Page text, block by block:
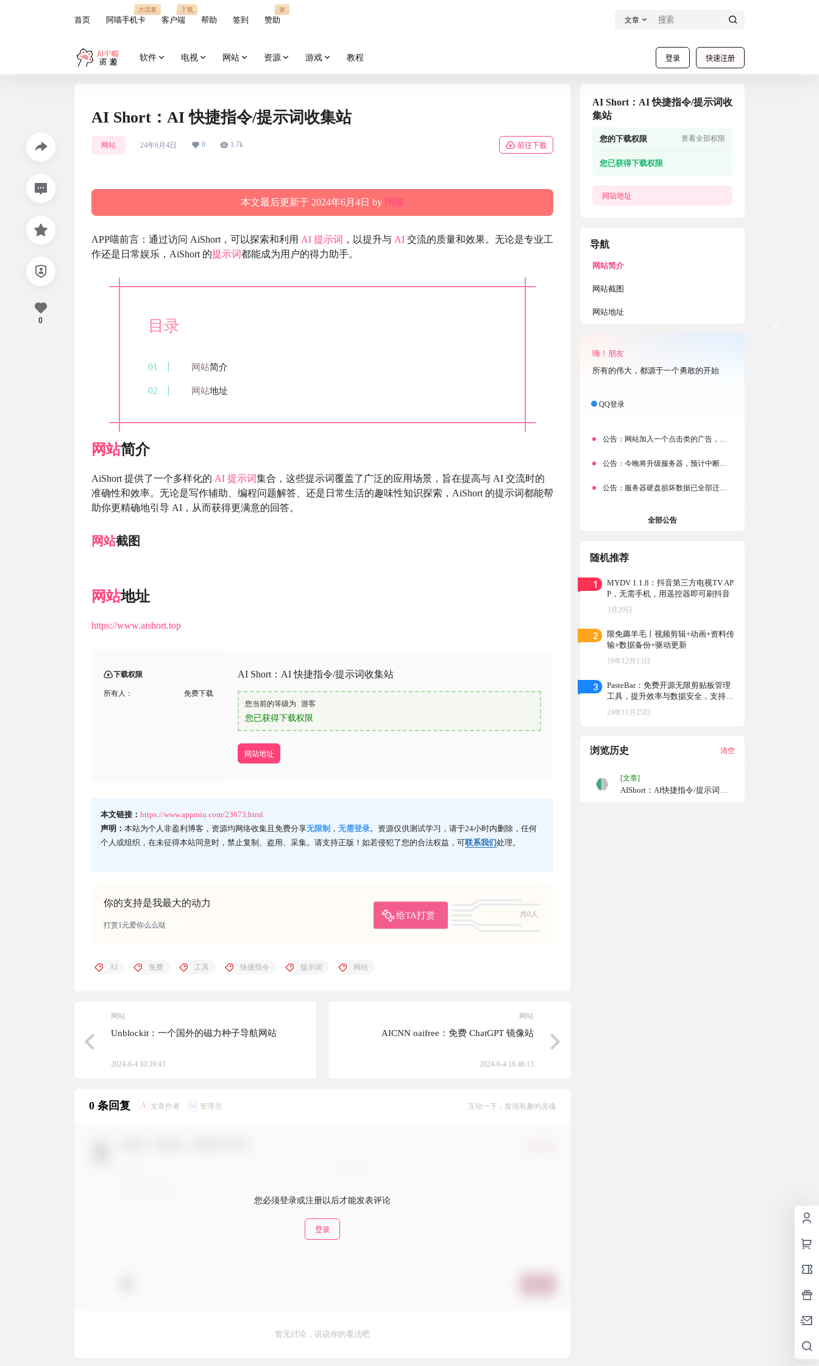
首页 阿喵手机卡
大流量
客户端
下载
帮助 签到 赞助
谢
文章
登录 快速注册
软件 电视 网站 资源 游戏 教程
AI Short：AI 快捷指令/提示词收集站
网站 24年6月4日 0 1.7k 前往下载
本文最后更新于 2024年6月4日 by 阿喵
APP喵前言：通过访问 AiShort，可以探索和利用 AI 提示词 ，以提升与 AI 交流的质量和效果。无论是专业工
作还是日常娱乐，AiShort 的提示词都能成为用户的得力助手。
目录
网站简介
网站地址
网站简介
AiShort 提供了一个多样化的 AI 提示词集合，这些提示词覆盖了广泛的应用场景，旨在提高与 AI 交流时的
准确性和效率。无论是写作辅助、编程问题解答、还是日常生活的趣味性知识探索，AiShort 的提示词都能帮
助你更精确地引导 AI，从而获得更满意的回答。
网站截图
网站地址
https://www.aishort.top
下载权限
所有人： 免费下载
AI Short：AI 快捷指令/提示词收集站
您当前的等级为 游客
您已获得下载权限
网站地址
本文链接： https://www.appmiu.com/23673.html
声明： 本站为个人非盈利博客，资源均网络收集且免费分享无限制 ， 无需登录。资源仅供测试学习，请于24小时内删除，任何
个人或组织，在未征得本站同意时，禁止复制、盗用、采集。请支持正版！如若侵犯了您的合法权益，可联系我们处理。
你的支持是我最大的动力
给TA打赏
共0人
打赏1元爱你么么哒
0
AI 免费 工具 快捷指令 提示词 网站
网站
Unblockit：一个国外的磁力种子导航网站
2024-6-4 10:39:43
网站
AICNN oaifree：免费 ChatGPT 镜像站
2024-6-4 16:46:13
0 条回复 A 文章作者 M 管理员 互动一下，发现有趣的灵魂
您必须登录或注册以后才能发表评论
登录
暂无讨论，说说你的看法吧
AI Short：AI 快捷指令/提示词收
集站
您的下载权限 查看全部权限
您已获得下载权限
网站地址
导航
网站简介
网站截图
网站地址
嗨！朋友
所有的伟大，都源于一个勇敢的开始
QQ登录
公告： 网站加入一个点击类的广告，大家点击下载按钮需要注意
公告： 今晚将升级服务器，预计中断时常为1分钟
公告： 服务器硬盘损坏数据已全部迁移备份，网站恢复完成！
全部公告
随机推荐
1
MYDV 1.1.8：抖音第三方电视TV AP
P，无需手机，用遥控器即可刷抖音
3月29日
2
限免薅羊毛丨视频剪辑+动画+资料传
输+数据备份+驱动更新
19年12月13日
3
PasteBar：免费开源无限剪贴板管理
工具，提升效率与数据安全，支持文
本、图像、文件、链接等多种内容类
型，并允许用户设置常用的粘贴项以
24年11月25日
浏览历史 清空
[文章]
AIShort：AI快捷指令/提示词收